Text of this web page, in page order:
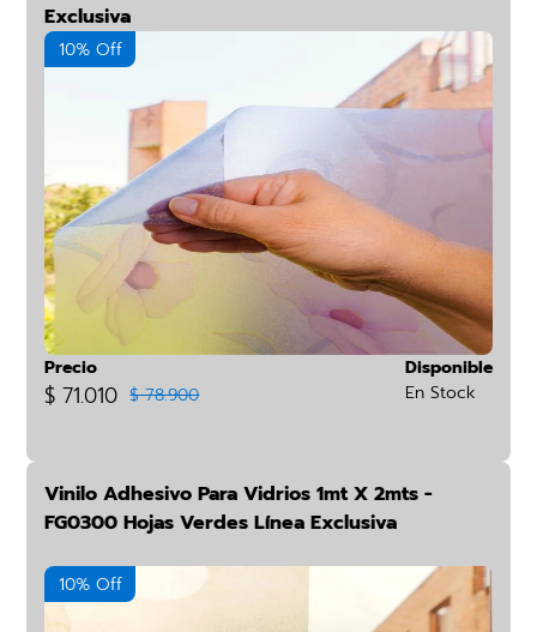
Exclusiva
10% Off
Precio
$ 71.010 $ 78.900
Disponible
En Stock
Vinilo Adhesivo Para Vidrios 1mt X 2mts -
FG0300 Hojas Verdes Línea Exclusiva
10% Off